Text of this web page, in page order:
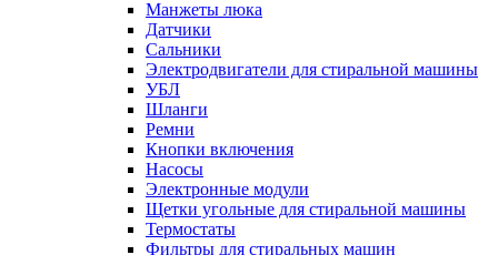
Манжеты люка
Датчики
Сальники
Электродвигатели для стиральной машины
УБЛ
Шланги
Ремни
Кнопки включения
Насосы
Электронные модули
Щетки угольные для стиральной машины
Термостаты
Фильтры для стиральных машин